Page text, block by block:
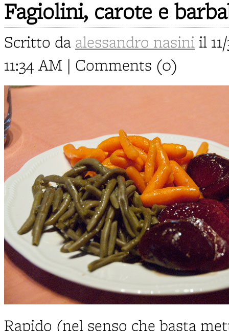
Fagiolini, carote e
Scritto da alessandro nasini il
11:34 AM | Comments (0)
Rapido (nel senso che basta